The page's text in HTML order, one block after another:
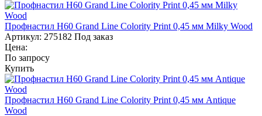
Профнастил Н60 Grand Line Colority Print 0,45 мм Milky Wood
Артикул: 275182 Под заказ
Цена:
По запросу
Купить
Профнастил Н60 Grand Line Colority Print 0,45 мм Antique
Wood